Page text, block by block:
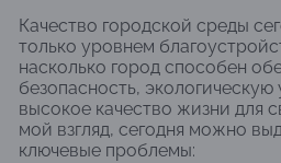
Качество городской среды
только уровнем
насколько город способен
безопасность, экологическую
высокое качество жизни для
мой взгляд, сегодня можно
ключевые проблемы: